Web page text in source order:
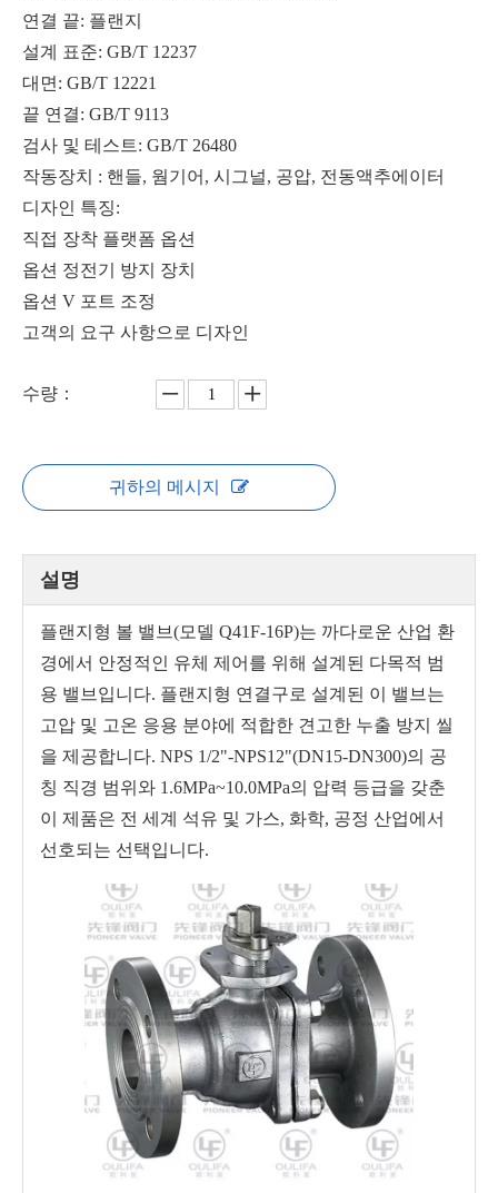
연결 끝: 플랜지
설계 표준: GB/T 12237
대면: GB/T 12221
끝 연결: GB/T 9113
검사 및 테스트: GB/T 26480
작동장치 : 핸들, 웜기어, 시그널, 공압, 전동액추에이터
디자인 특징:
직접 장착 플랫폼 옵션
옵션 정전기 방지 장치
옵션 V 포트 조정
고객의 요구 사항으로 디자인
수량：
귀하의 메시지
설명
플랜지형 볼 밸브(모델 Q41F-16P)는 까다로운 산업 환
경에서 안정적인 유체 제어를 위해 설계된 다목적 범
용 밸브입니다. 플랜지형 연결구로 설계된 이 밸브는
고압 및 고온 응용 분야에 적합한 견고한 누출 방지 씰
을 제공합니다. NPS 1/2"-NPS12"(DN15-DN300)의 공
칭 직경 범위와 1.6MPa~10.0MPa의 압력 등급을 갖춘
이 제품은 전 세계 석유 및 가스, 화학, 공정 산업에서
선호되는 선택입니다.